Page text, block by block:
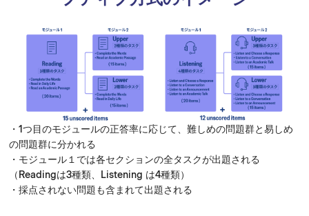
・1つ目のモジュールの正答率に応じて、難しめの問題群と易しめ
の問題群に分かれる​
・モジュール１では各セクションの全タスクが出題される
（ Readingは3種類、 Listening は4種類）​​
・採点されない問題も含まれて出題される